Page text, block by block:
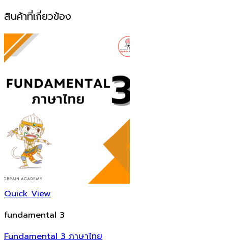
สินค้าที่เกี่ยวข้อง
Quick View
fundamental 3
Fundamental 3 ภาษาไทย